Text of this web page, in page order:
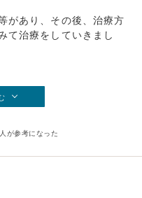
があり、その後、治療方
て治療をしていきまし
が参考になった